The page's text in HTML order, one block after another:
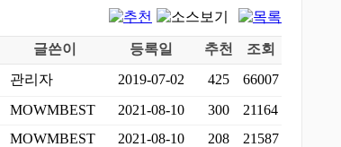
글쓴이 등록일 추천
조회
관리자 2019-07-02 425
66007
MOWMBEST 2021-08-10 300
21164
MOWMBEST 2021-08-10 208
21587